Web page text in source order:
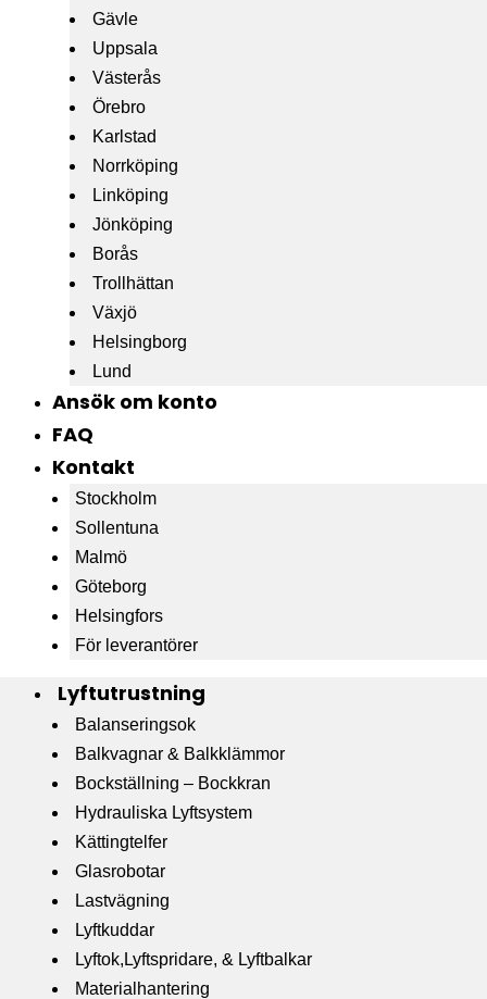
Gävle
Uppsala
Västerås
Örebro
Karlstad
Norrköping
Linköping
Jönköping
Borås
Trollhättan
Växjö
Helsingborg
Lund
Ansök om konto
FAQ
Kontakt
Stockholm
Sollentuna
Malmö
Göteborg
Helsingfors
För leverantörer
Lyftutrustning
Balanseringsok
Balkvagnar & Balkklämmor
Bockställning – Bockkran
Hydrauliska Lyftsystem
Kättingtelfer
Glasrobotar
Lastvägning
Lyftkuddar
Lyftok,Lyftspridare, & Lyftbalkar
Materialhantering